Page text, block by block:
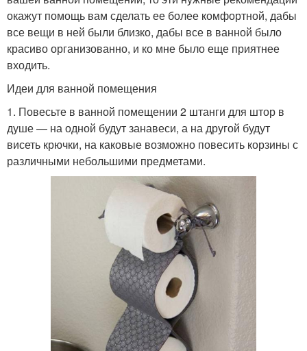
окажут помощь вам сделать ее более комфортной, дабы
все вещи в ней были близко, дабы все в ванной было
красиво организованно, и ко мне было еще приятнее
входить.
Идеи для ванной помещения
1. Повесьте в ванной помещении 2 штанги для штор в
душе — на одной будут занавеси, а на другой будут
висеть крючки, на каковые возможно повесить корзины с
различными небольшими предметами.